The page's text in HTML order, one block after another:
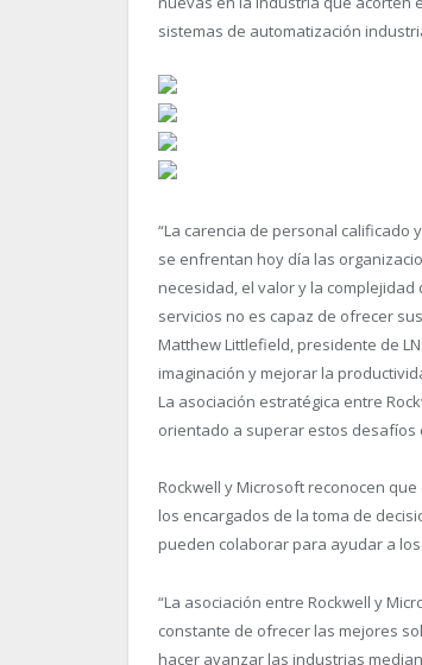
sistemas de automatización
“La carencia de personal calificado
se enfrentan hoy día las
necesidad, el valor y la
servicios no es capaz de ofrecer
Matthew Littlefield, presidente de
imaginación y mejorar la
La asociación estratégica entre
orientado a superar estos desafíos
Rockwell y Microsoft reconocen
los encargados de la toma de
pueden colaborar para ayudar a
“La asociación entre Rockwell y
constante de ofrecer las mejores
hacer avanzar las industrias